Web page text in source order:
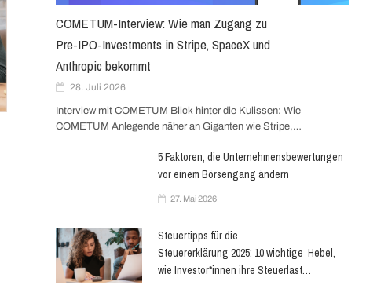
COMETUM-Interview: Wie man Zugang zu
Pre-IPO-Investments in Stripe, SpaceX und
Anthropic bekommt
28. Juli 2026
Interview mit COMETUM Blick hinter die Kulissen: Wie
COMETUM Anlegende näher an Giganten wie Stripe,…
5 Faktoren, die Unternehmensbewertungen
vor einem Börsengang ändern
27. Mai 2026
Steuertipps für die
Steuererklärung 2025: 10 wichtige Hebel,
wie Investor*innen ihre Steuerlast…